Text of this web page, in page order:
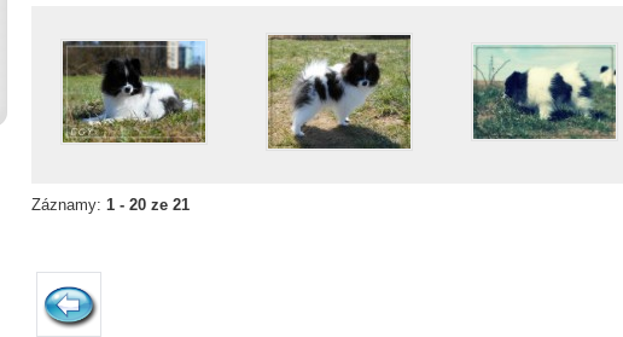
Záznamy: 1 - 20 ze 21